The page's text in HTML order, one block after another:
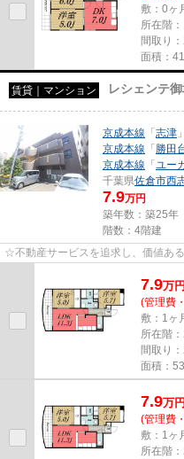
敷：0ヶ
所在階
間取り
面積：
賃貸｜マンション レシェンテ
京成本線 「志津
京成本線 「勝田
京成本線 「 ユー
千葉県佐倉市西
7.9万円
築年数：築25年
階数：4階建
☆不動産サービスを追求し、価値あ
7.9万円
(管理費
敷：1ヶ
所在階
間取り
面積：
7.9万円
(管理費
敷：1ヶ
所在階